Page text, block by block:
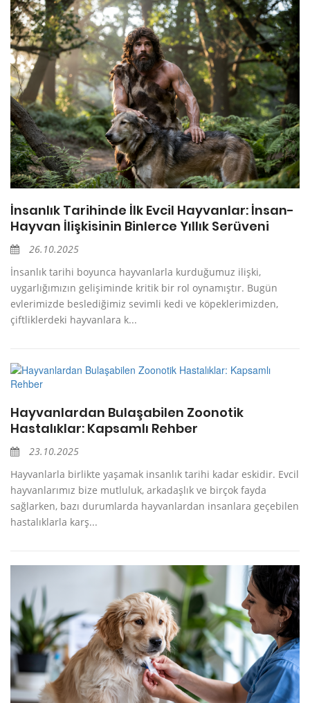
İnsanlık Tarihinde İlk Evcil Hayvanlar: İnsan-
Hayvan İlişkisinin Binlerce Yıllık Serüveni
26.10.2025
İnsanlık tarihi boyunca hayvanlarla kurduğumuz ilişki,
uygarlığımızın gelişiminde kritik bir rol oynamıştır. Bugün
evlerimizde beslediğimiz sevimli kedi ve köpeklerimizden,
çiftliklerdeki hayvanlara k...
Hayvanlardan Bulaşabilen Zoonotik
Hastalıklar: Kapsamlı Rehber
23.10.2025
Hayvanlarla birlikte yaşamak insanlık tarihi kadar eskidir. Evcil
hayvanlarımız bize mutluluk, arkadaşlık ve birçok fayda
sağlarken, bazı durumlarda hayvanlardan insanlara geçebilen
hastalıklarla karş...